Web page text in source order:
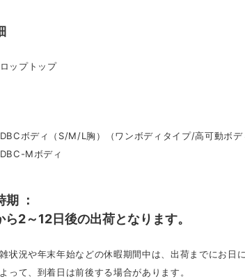
ップトップ
ボディ（S/M/L胸）（ワンボディタイプ/高可動ボデ
ボディ
：
ら2～12日後の出荷となります。
状況や年末年始などの休暇期間中は、出荷までにお日
って、到着日は前後する場合があります。